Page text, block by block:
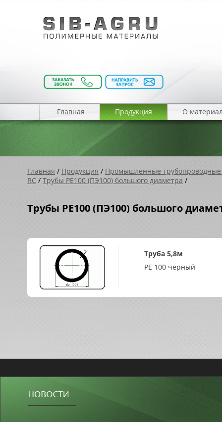
Главная Продукция О
Главная / Продукция / Промышленные
RC / Трубы PE100 (ПЭ100) большого диаметра /
Трубы PE100 (ПЭ100) большого
Труба 5,8м
PE 100 черный